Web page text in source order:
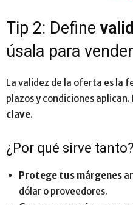
Tip 2: Define
úsala para
La validez de la oferta es la
plazos y condiciones
clave.
¿Por qué sirve tanto?
Protege tus márgenes
dólar o proveedores.